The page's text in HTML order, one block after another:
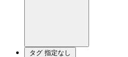
タグ 指定なし